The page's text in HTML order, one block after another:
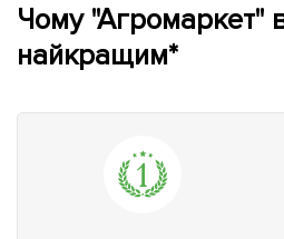
Чому "Агромаркет"
найкращим*